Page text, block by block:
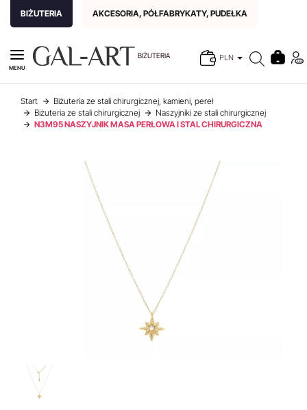
BIŻUTERIA AKCESORIA, PÓŁFABRYKATY, PUDEŁKA
BIŻUTERIA PLN
MENU
Start
Biżuteria ze stali chirurgicznej, kamieni, pereł
Biżuteria ze stali chirurgicznej
Naszyjniki ze stali chirurgicznej
N3M95 NASZYJNIK MASA PERŁOWA I STAL CHIRURGICZNA